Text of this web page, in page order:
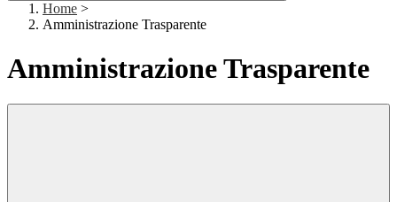
Home >
Amministrazione Trasparente
Amministrazione Trasparente